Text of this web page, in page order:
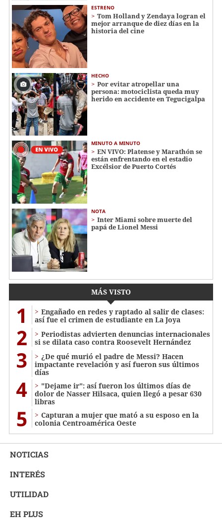
ESTRENO
Tom Holland y Zendaya logran el
mejor arranque de diez días en la
historia del cine
HECHO
Por evitar atropellar una
persona: motociclista queda muy
herido en accidente en Tegucigalpa
MINUTO A MINUTO
EN VIVO: Platense y Marathón se
están enfrentando en el estadio
Excélsior de Puerto Cortés
NOTA
Inter Miami sobre muerte del
papá de Lionel Messi
MÁS VISTO
1
Engañado en redes y raptado al salir de clases:
así fue el crimen de estudiante en La Joya
2
Periodistas advierten denuncias internacionales
si se dilata caso contra Roosevelt Hernández
3
¿De qué murió el padre de Messi? Hacen
impactante revelación y así fueron sus últimos
días
4
"Dejame ir": así fueron los últimos días de
dolor de Nasser Hilsaca, quien llegó a pesar 630
libras
5
Capturan a mujer que mató a su esposo en la
colonia Centroamérica Oeste
NOTICIAS
INTERÉS
UTILIDAD
EH PLUS